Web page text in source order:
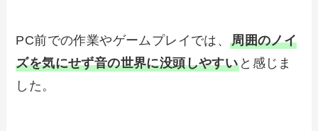
PC前での作業やゲームプレイでは、周囲のノイ
ズを気にせず音の世界に没頭しやすい と感じま
した。